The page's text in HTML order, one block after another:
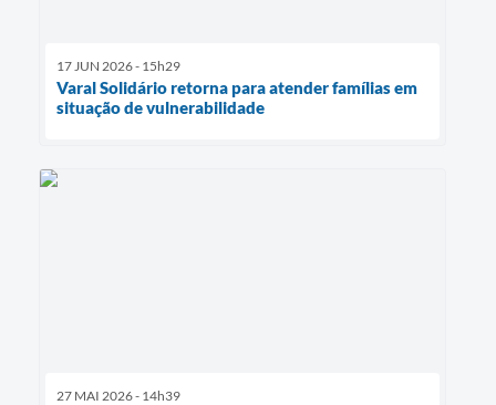
17 JUN 2026 - 15h29
Varal Solidário retorna para atender famílias em
situação de vulnerabilidade
27 MAI 2026 - 14h39